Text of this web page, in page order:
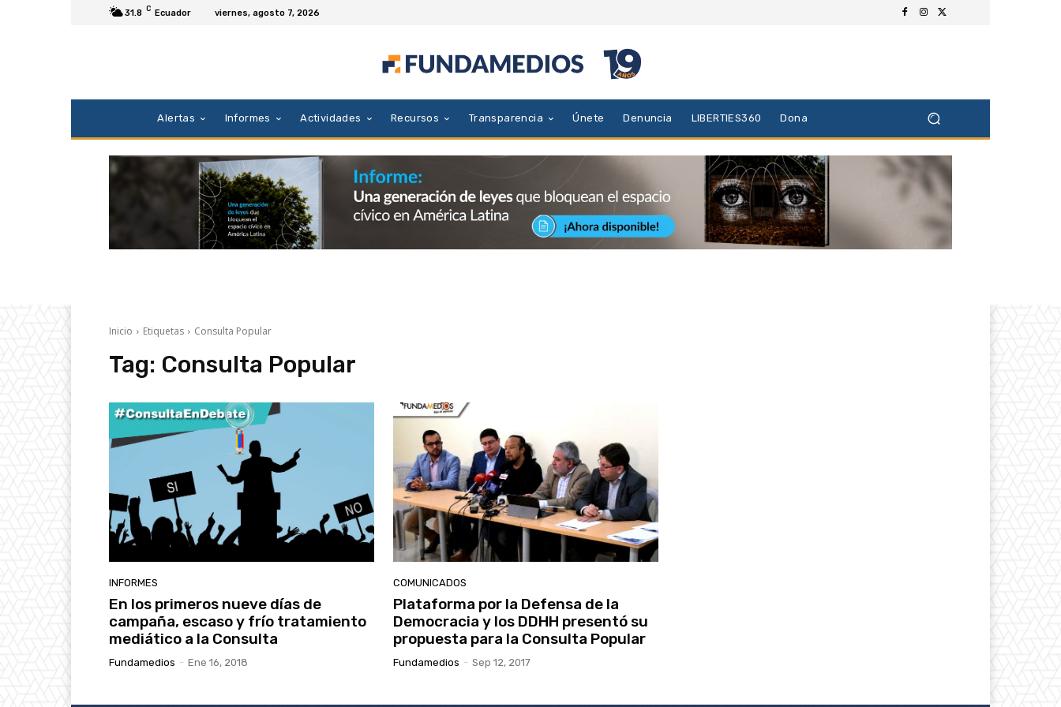
31.8 C Ecuador viernes, agosto 7, 2026
Alertas Informes Actividades Recursos Transparencia Únete Denuncia LIBERTIES360 Dona
Inicio Etiquetas Consulta Popular
Tag: Consulta Popular
INFORMES
En los primeros nueve días de
campaña, escaso y frío tratamiento
mediático a la Consulta
Fundamedios - Ene 16, 2018
COMUNICADOS
Plataforma por la Defensa de la
Democracia y los DDHH presentó su
propuesta para la Consulta Popular
Fundamedios - Sep 12, 2017